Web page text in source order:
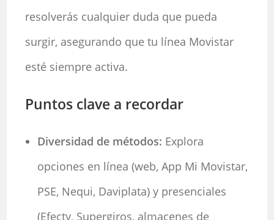
resolverás cualquier duda que pueda
surgir, asegurando que tu línea Movistar
esté siempre activa.
Puntos clave a recordar
Diversidad de métodos: Explora
opciones en línea (web, App Mi Movistar,
PSE, Nequi, Daviplata) y presenciales
(Efecty, Supergiros, almacenes de